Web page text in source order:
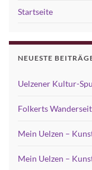
Startseite
NEUESTE
Uelzener Kultur-
Folkerts
Mein Uelzen –
Mein Uelzen –